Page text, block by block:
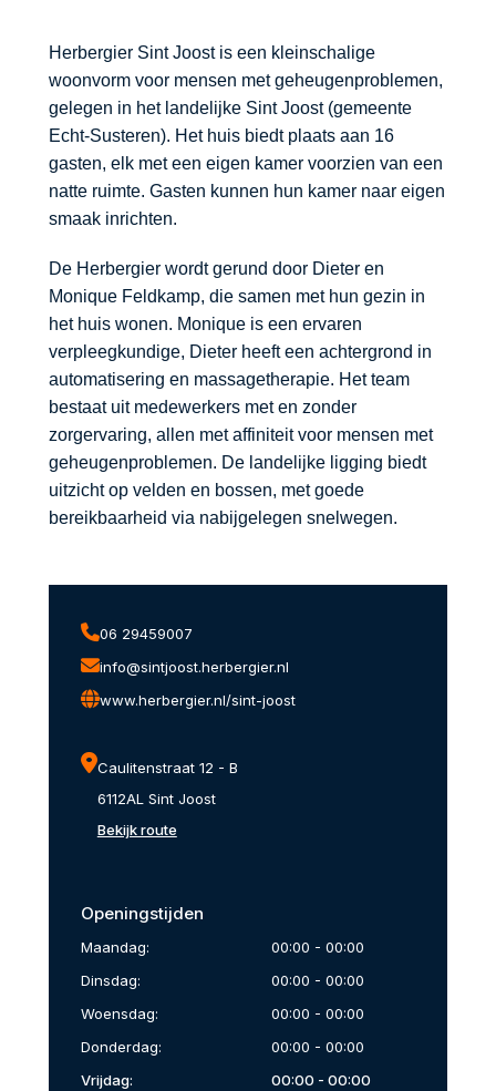
Herbergier Sint Joost is een kleinschalige
woonvorm voor mensen met geheugenproblemen,
gelegen in het landelijke Sint Joost (gemeente
Echt-Susteren). Het huis biedt plaats aan 16
gasten, elk met een eigen kamer voorzien van een
natte ruimte. Gasten kunnen hun kamer naar eigen
smaak inrichten.
De Herbergier wordt gerund door Dieter en
Monique Feldkamp, die samen met hun gezin in
het huis wonen. Monique is een ervaren
verpleegkundige, Dieter heeft een achtergrond in
automatisering en massagetherapie. Het team
bestaat uit medewerkers met en zonder
zorgervaring, allen met affiniteit voor mensen met
geheugenproblemen. De landelijke ligging biedt
uitzicht op velden en bossen, met goede
bereikbaarheid via nabijgelegen snelwegen.
06 29459007
info@sintjoost.herbergier.nl
www.herbergier.nl/sint-joost
Caulitenstraat 12 - B
6112AL Sint Joost
Bekijk route
Openingstijden
Maandag:
00:00 - 00:00
Dinsdag:
00:00 - 00:00
Woensdag:
00:00 - 00:00
Donderdag:
00:00 - 00:00
Vrijdag:
00:00 - 00:00